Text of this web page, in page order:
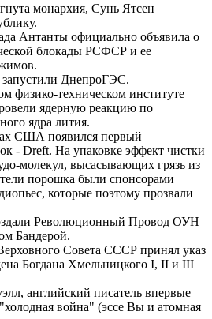
монархия, Сунь Ятсен
Антанты официально объявила о
блокады РСФСР и ее
запустили ДнепроГЭС.
физико-техническом институте
ядерную реакцию по
ядра лития.
США появился первый
- Dreft. На упаковке эффект чистки
молекул, высасывающих грязь из
порошка были спонсорами
которые поэтому прозвали
Революционный Провод ОУН
Бандерой.
Совета СССР принял указ
Богдана Хмельницкого I, II и III
английский писатель впервые
война" (эссе Вы и атомная